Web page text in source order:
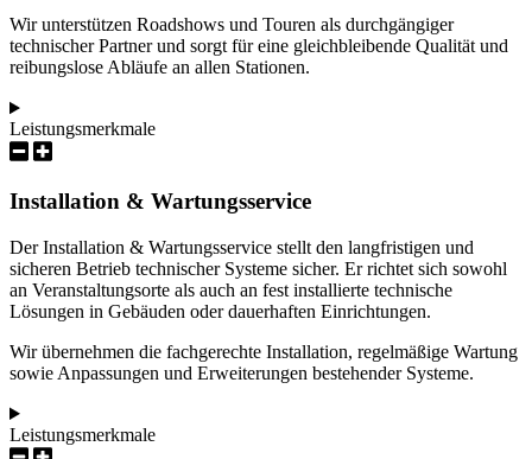
Wir unterstützen Roadshows und Touren als durchgängiger
technischer Partner und sorgt für eine gleichbleibende Qualität und
reibungslose Abläufe an allen Stationen.
Leistungsmerkmale
Installation & Wartungsservice
Der Installation & Wartungsservice stellt den langfristigen und
sicheren Betrieb technischer Systeme sicher. Er richtet sich sowohl
an Veranstaltungsorte als auch an fest installierte technische
Lösungen in Gebäuden oder dauerhaften Einrichtungen.
Wir übernehmen die fachgerechte Installation, regelmäßige Wartung
sowie Anpassungen und Erweiterungen bestehender Systeme.
Leistungsmerkmale